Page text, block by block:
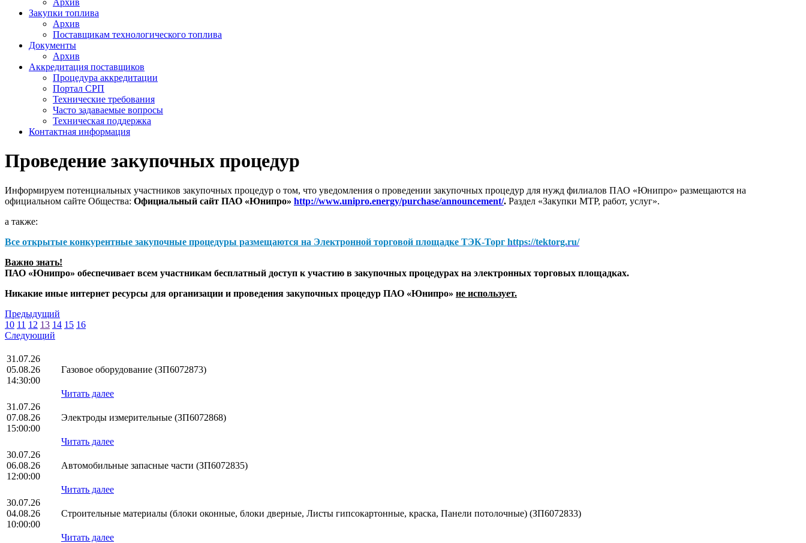
Закупки топлива
Архив
Поставщикам технологического топлива
Документы
Архив
Аккредитация поставщиков
Процедура аккредитации
Портал СРП
Технические требования
Часто задаваемые вопросы
Техническая поддержка
Контактная информация
Проведение закупочных процедур
Информируем потенциальных участников закупочных процедур о том, что уведомления о проведении закупочных процедур для нужд филиалов ПАО «Юнипро» размещаются на
официальном сайте Общества: Официальный сайт ПАО «Юнипро» http://www.unipro.energy/purchase/announcement/. Раздел «Закупки МТР, работ, услуг».
а также:
Все открытые конкурентные закупочные процедуры размещаются на Электронной торговой площадке ТЭК-Торг https://tektorg.ru/
Важно знать!
ПАО «Юнипро» обеспечивает всем участникам бесплатный доступ к участию в закупочных процедурах на электронных торговых площадках.
Никакие иные интернет ресурсы для организации и проведения закупочных процедур ПАО «Юнипро» не использует.
Предыдущий
10 11 12 13 14 15 16
Следующий
31.07.26
05.08.26
14:30:00
Газовое оборудование (ЗП6072873)
Читать далее
31.07.26
07.08.26
15:00:00
Электроды измерительные (ЗП6072868)
Читать далее
30.07.26
06.08.26
12:00:00
Автомобильные запасные части (ЗП6072835)
Читать далее
30.07.26
04.08.26
10:00:00
Строительные материалы (блоки оконные, блоки дверные, Листы гипсокартонные, краска, Панели потолочные) (ЗП6072833)
Читать далее